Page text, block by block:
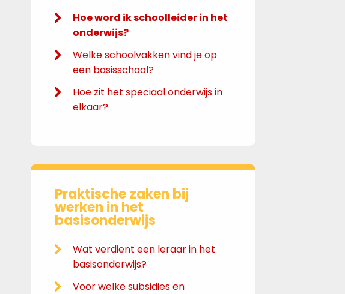
Hoe word ik schoolleider in het
onderwijs?
Welke schoolvakken vind je op
een basisschool?
Hoe zit het speciaal onderwijs in
elkaar?
Praktische zaken bij
werken in het
basisonderwijs
Wat verdient een leraar in het
basisonderwijs?
Voor welke subsidies en